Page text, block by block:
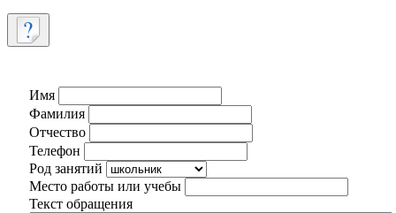
Имя
Фамилия
Отчество
Телефон
Род занятий
Место работы или учебы
Текст обращения